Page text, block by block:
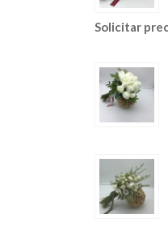
Solicitar